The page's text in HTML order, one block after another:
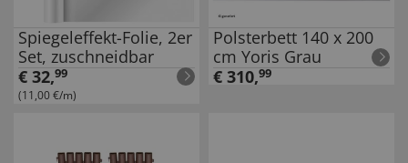
Spiegeleffekt-Folie, 2er
Set, zuschneidbar
€ 32,99
(11,00 €/m)
Polsterbett 140 x 200
cm Yoris Grau
€ 310,99